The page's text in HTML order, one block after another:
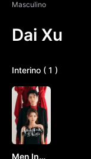
Masculino
Dai Xu
Interino ( 1 )
Men In